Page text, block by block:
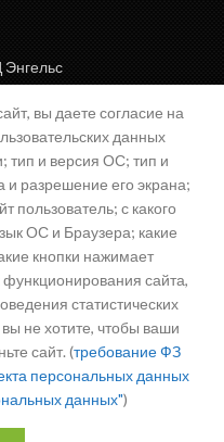
вы даете согласие на
данных
тип и версия ОС; тип и
и разрешение его экрана;
пользователь; с какого
ОС и Браузера; какие
кнопки нажимает
функционирования сайта,
статистических
не хотите, чтобы ваши
сайт. (требование ФЗ
персональных данных
данных")